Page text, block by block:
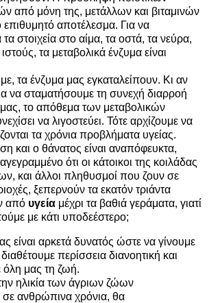
από μόνη της, μετάλλων και βιταμινών
αποτέλεσμα. Για να
στοιχεία στο αίμα, τα οστά, τα νεύρα,
τα μεταβολικά ένζυμα είναι
τα ένζυμα μας εγκαταλείπουν. Κι αν
να σταματήσουμε τη συνεχή διαρροή
το απόθεμα των μεταβολικών
να λιγοστεύει. Τότε αρχίζουμε να
τα χρόνια προβλήματα υγείας.
και ο θάνατος είναι αναπόφευκτα,
ότι οι κάτοικοι της κοιλάδας
και άλλοι πληθυσμοί που ζουν σε
ξεπερνούν τα εκατόν τριάντα
από υγεία μέχρι τα βαθιά γεράματα, γιατί
με κάτι υποδεέστερο;
είναι αρκετά δυνατός ώστε να γίνουμε
περίσσεια διανοητική και
όλη μας τη ζωή.
ηλικία των άγριων ζώων
σε ανθρώπινα χρόνια, θα